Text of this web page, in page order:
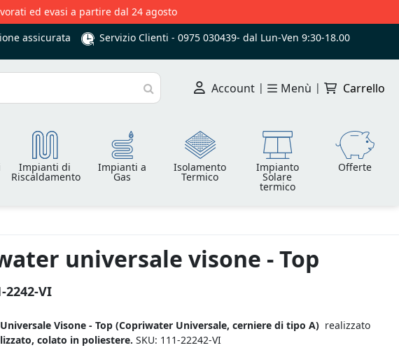
ed evasi a partire dal 24 agosto
assicurata Servizio Clienti - 0975 030439- dal Lun-Ven 9:30-18.00
Cerca
Account | Menù | Carrello
Impianti di
Riscaldamento
Impianti a
Gas
Isolamento
Termico
Impianto
Solare
termico
Offerte
universale visone - Top
2242-VI
Visone - Top (Copriwater Universale, cerniere di tipo A) realizzato
colato in poliestere. SKU: 111-22242-VI